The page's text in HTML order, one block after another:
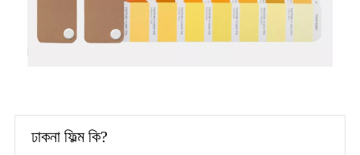
ঢাকনা ফিল্ম কি?